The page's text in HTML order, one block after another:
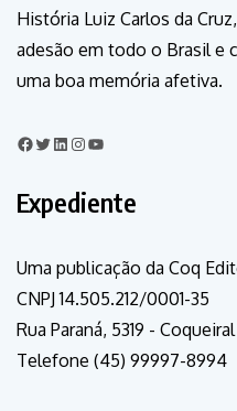
História Luiz Carlos da
adesão em todo o Brasil e
uma boa memória afetiva.
Expediente
Uma publicação da Coq
CNPJ 14.505.212/0001-35
Rua Paraná, 5319 -
Telefone (45) 99997-8994